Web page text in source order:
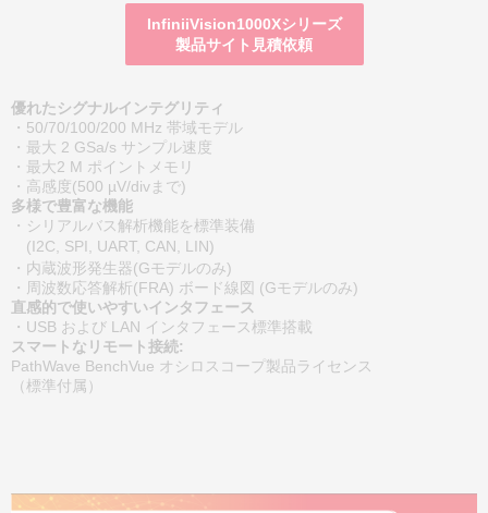
InfiniiVision1000Xシリーズ
製品サイト見積依頼
優れたシグナルインテグリティ
・50/70/100/200 MHz 帯域モデル
・最大 2 GSa/s サンプル速度
・最大2 M ポイントメモリ
・高感度(500 µV/divまで)
多様で豊富な機能
・シリアルバス解析機能を標準装備
(I2C, SPI, UART, CAN, LIN)
・内蔵波形発生器(Gモデルのみ)
・周波数応答解析(FRA) ボード線図 (Gモデルのみ)
直感的で使いやすいインタフェース
・USB および LAN インタフェース標準搭載
スマートなリモート接続:
PathWave BenchVue オシロスコープ製品ライセンス
（標準付属）